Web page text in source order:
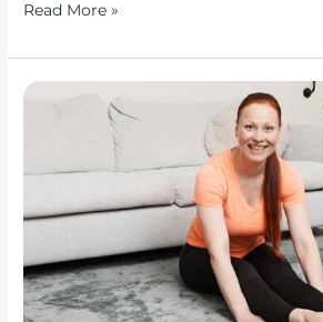
Read More »
Näin
elämäntapamuutoksen